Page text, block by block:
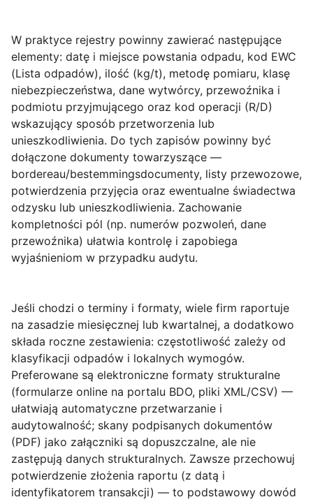
W praktyce rejestry powinny zawierać następujące
elementy: datę i miejsce powstania odpadu, kod EWC
(Lista odpadów), ilość (kg/t), metodę pomiaru, klasę
niebezpieczeństwa, dane wytwórcy, przewoźnika i
podmiotu przyjmującego oraz kod operacji (R/D)
wskazujący sposób przetworzenia lub
unieszkodliwienia. Do tych zapisów powinny być
dołączone dokumenty towarzyszące —
bordereau/bestemmingsdocumenty, listy przewozowe,
potwierdzenia przyjęcia oraz ewentualne świadectwa
odzysku lub unieszkodliwienia. Zachowanie
kompletności pól (np. numerów pozwoleń, dane
przewoźnika) ułatwia kontrolę i zapobiega
wyjaśnieniom w przypadku audytu.
Jeśli chodzi o terminy i formaty, wiele firm raportuje
na zasadzie miesięcznej lub kwartalnej, a dodatkowo
składa roczne zestawienia: częstotliwość zależy od
klasyfikacji odpadów i lokalnych wymogów.
Preferowane są elektroniczne formaty strukturalne
(formularze online na portalu BDO, pliki XML/CSV) —
ułatwiają automatyczne przetwarzanie i
audytowalność; skany podpisanych dokumentów
(PDF) jako załączniki są dopuszczalne, ale nie
zastępują danych strukturalnych. Zawsze przechowuj
potwierdzenie złożenia raportu (z datą i
identyfikatorem transakcji) — to podstawowy dowód